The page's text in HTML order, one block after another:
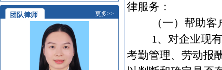
团队律师 更多>>
律服务：
（一）帮助客户
1、对企业现
考勤管理、劳动报